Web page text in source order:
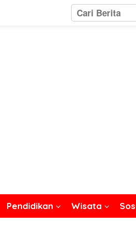
Pendidikan Wisata